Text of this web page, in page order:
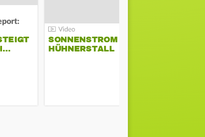
SONNENSTROM IM
HÜHNERSTALL